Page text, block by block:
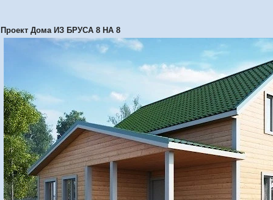
Проект Дома ИЗ БРУСА 8 НА 8